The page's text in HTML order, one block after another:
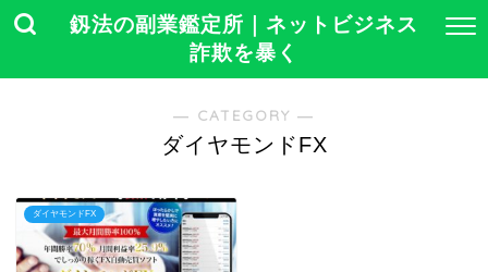
釼法の副業鑑定所｜ネットビジネス
詐欺を暴く
― CATEGORY ―
ダイヤモンドFX
ダイヤモンドFX